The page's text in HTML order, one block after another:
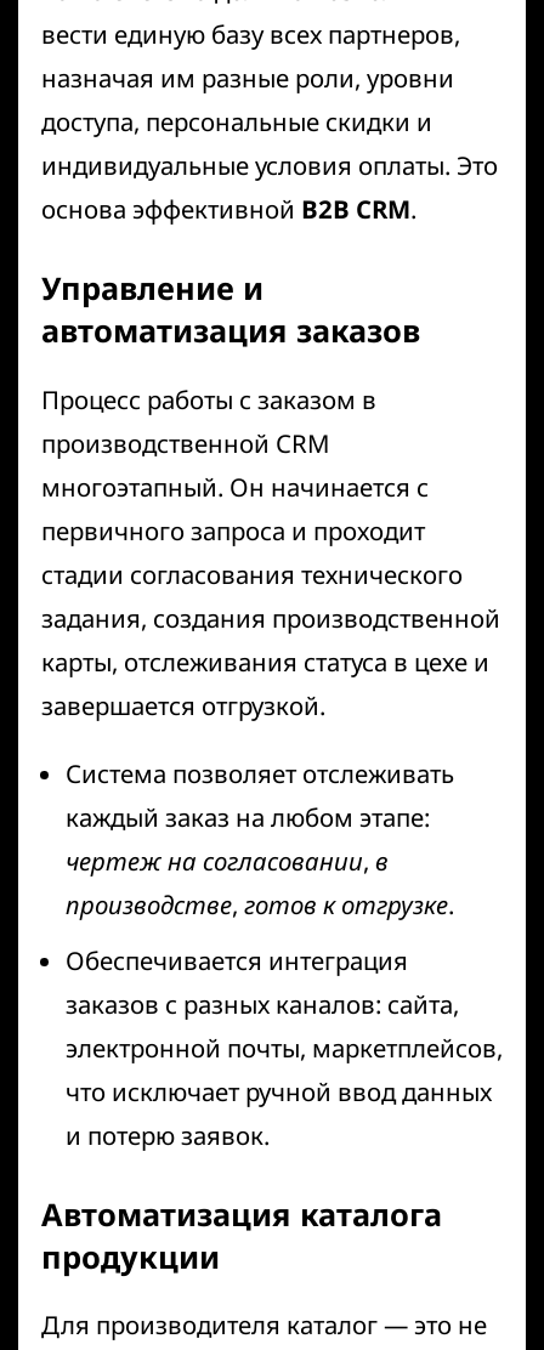
вести единую базу всех партнеров,
назначая им разные роли, уровни
доступа, персональные скидки и
индивидуальные условия оплаты. Это
основа эффективной B2B CRM.
Управление и
автоматизация заказов
Процесс работы с заказом в
производственной CRM
многоэтапный. Он начинается с
первичного запроса и проходит
стадии согласования технического
задания, создания производственной
карты, отслеживания статуса в цехе и
завершается отгрузкой.
Система позволяет отслеживать
каждый заказ на любом этапе:
чертеж на согласовании, в
производстве, готов к отгрузке.
Обеспечивается интеграция
заказов с разных каналов: сайта,
электронной почты, маркетплейсов,
что исключает ручной ввод данных
и потерю заявок.
Автоматизация каталога
продукции
Для производителя каталог — это не